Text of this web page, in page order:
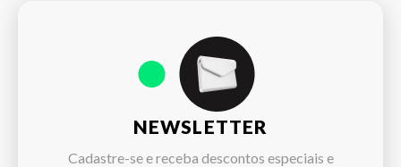
NEWSLETTER
Cadastre-se e receba descontos especiais e